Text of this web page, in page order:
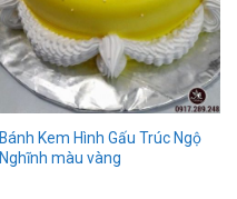
Bánh Kem Hình Gấu Trúc Ngộ
Nghĩnh màu vàng